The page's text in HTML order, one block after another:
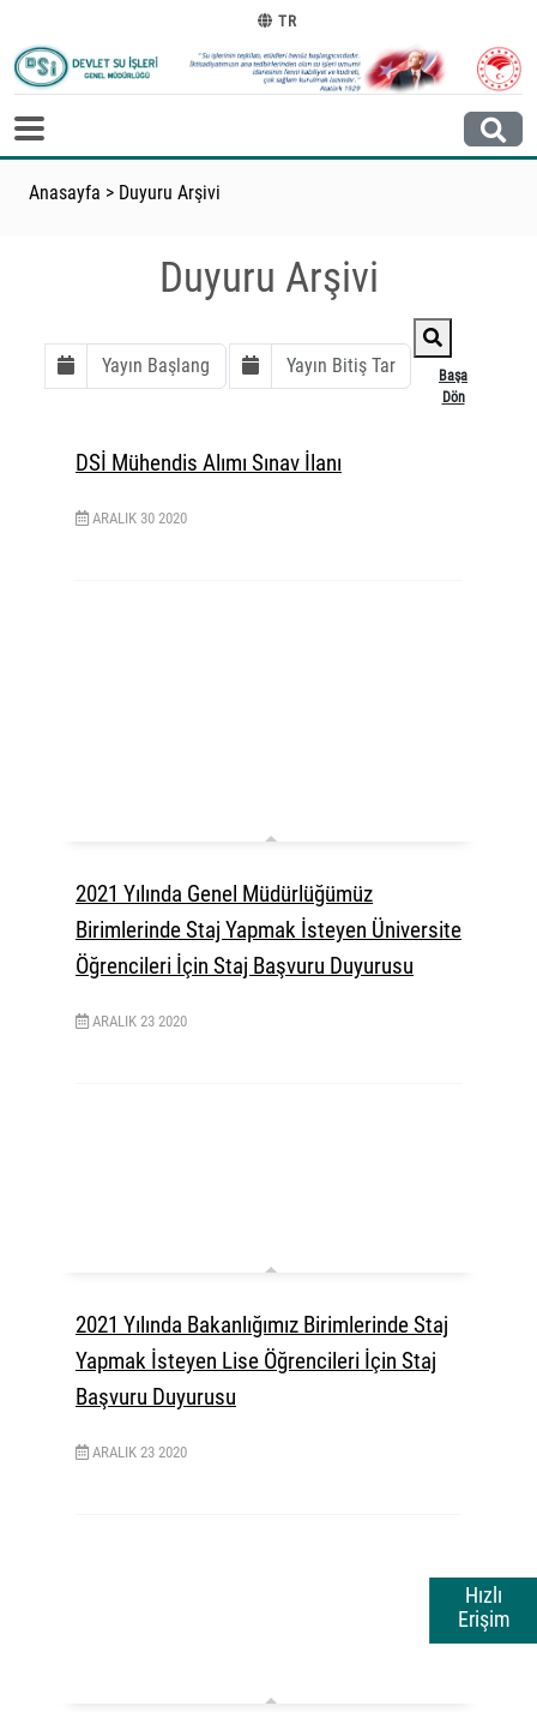
Hızlı
Erişim
TR
Anasayfa > Duyuru Arşivi
Duyuru Arşivi
Başa
Dön
DSİ Mühendis Alımı Sınav İlanı
ARALIK 30 2020
2021 Yılında Genel Müdürlüğümüz
Birimlerinde Staj Yapmak İsteyen Üniversite
Öğrencileri İçin Staj Başvuru Duyurusu
ARALIK 23 2020
2021 Yılında Bakanlığımız Birimlerinde Staj
Yapmak İsteyen Lise Öğrencileri İçin Staj
Başvuru Duyurusu
ARALIK 23 2020